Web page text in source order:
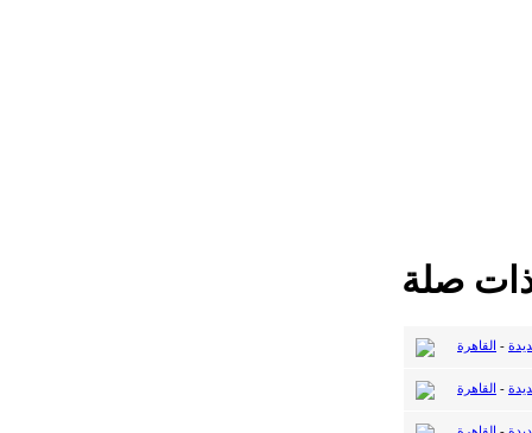
صلة
- القاهرة
- القاهرة